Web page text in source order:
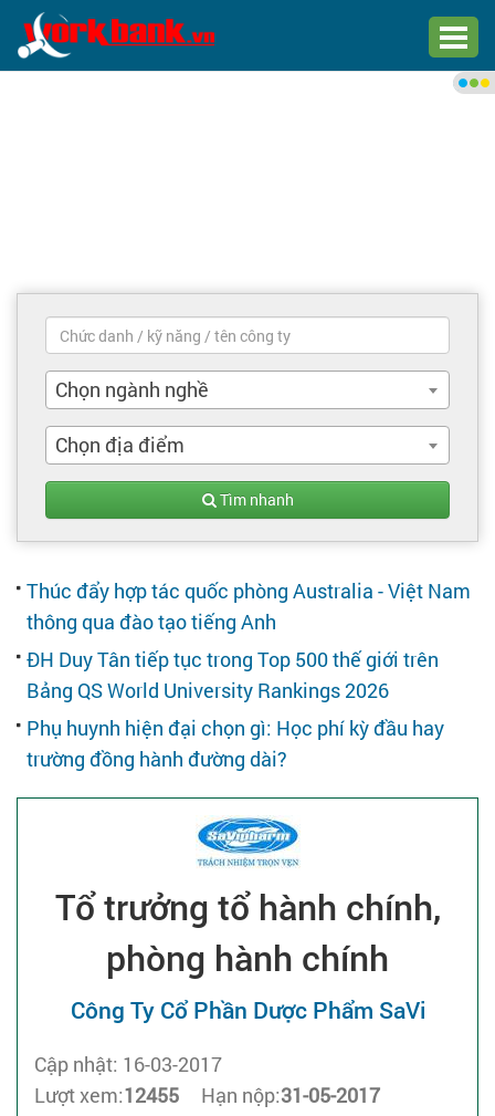
Trang chủ
Việc làm mới nhất
Tìm việc làm
Nhà tuyển dụng
Chọn ngành nghề
Chọn địa điểm
Tìm nhanh
Thúc đẩy hợp tác quốc phòng Australia - Việt Nam
thông qua đào tạo tiếng Anh
ĐH Duy Tân tiếp tục trong Top 500 thế giới trên
Bảng QS World University Rankings 2026
Phụ huynh hiện đại chọn gì: Học phí kỳ đầu hay
trường đồng hành đường dài?
Tổ trưởng tổ hành chính,
phòng hành chính
Công Ty Cổ Phần Dược Phẩm SaVi
Cập nhật: 16-03-2017
Lượt xem:12455 Hạn nộp:31-05-2017